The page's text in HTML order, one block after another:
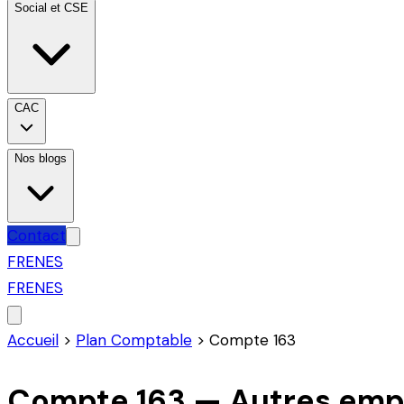
Social et CSE
CAC
Nos blogs
Contact
FRENES
FRENES
Accueil > Plan Comptable > Compte 163